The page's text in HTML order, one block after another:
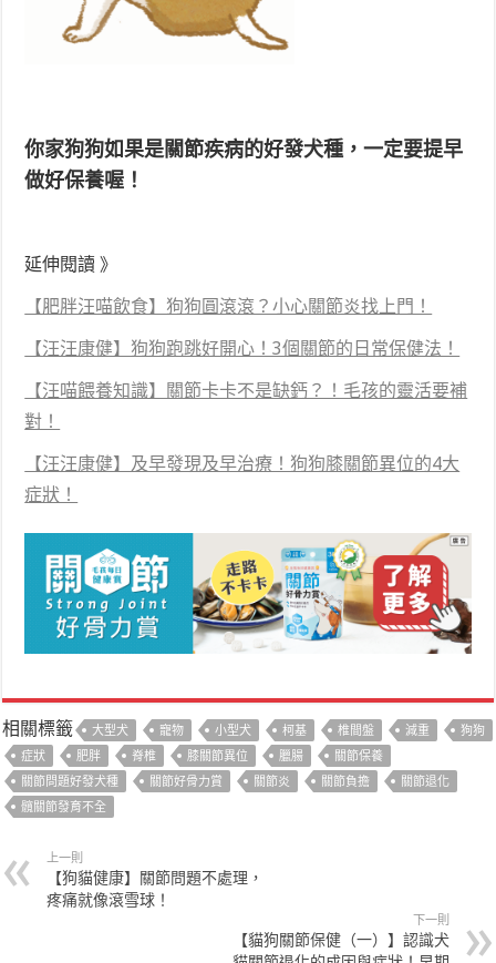
你家狗狗如果是關節疾病的好發犬種，一定要提早
做好保養喔！
延伸閱讀 》
【肥胖汪喵飲食】狗狗圓滾滾？小心關節炎找上門！
【汪汪康健】狗狗跑跳好開心！3個關節的日常保健法！
【汪喵餵養知識】關節卡卡不是缺鈣？！毛孩的靈活要補
對！
【汪汪康健】及早發現及早治療！狗狗膝關節異位的4大
症狀！
相關標籤 大型犬 寵物 小型犬 柯基 椎間盤 減重
狗狗
症狀
肥胖 脊椎 膝關節異位 臘腸
關節保養
關節問題好發犬種
關節好骨力賞 關節炎 關節負擔
關節退化
髖關節發育不全
上一則
【狗貓健康】關節問題不處理，
疼痛就像滾雪球！
下一則
【貓狗關節保健（一）】認識犬